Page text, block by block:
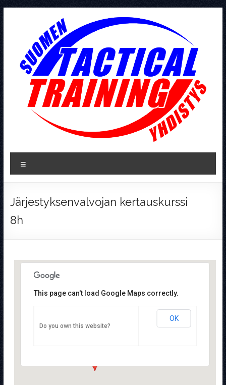
Tactical
Training
Järjestyksenvalvojan kertauskurssi
8h
Tulppatie 14 - Helsinki
This page can't load Google Maps correctly.
Do you own this website?
OK